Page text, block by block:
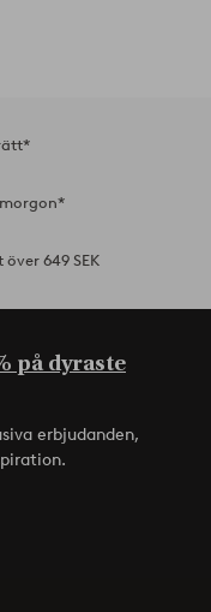
649 SEK
på dyraste
erbjudanden,